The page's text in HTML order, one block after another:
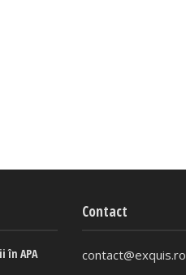
în APA
Contact
contact@exquis.ro